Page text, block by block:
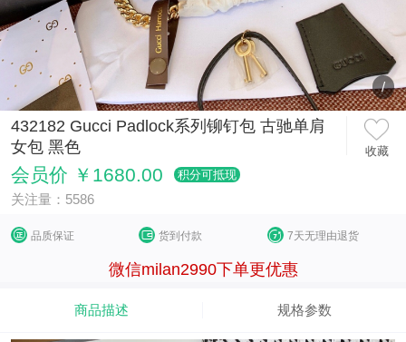
/
432182 Gucci Padlock系列铆钉包 古驰单肩
女包 黑色
收藏
会员价 ￥1680.00 积分可抵现
关注量：5586
品质保证 货到付款 7天无理由退货
微信milan2990下单更优惠
商品描述 规格参数